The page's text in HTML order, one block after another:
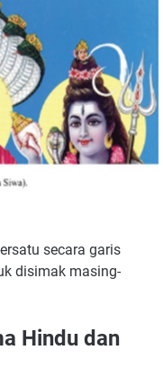
secara garis
disimak masing-
Hindu dan